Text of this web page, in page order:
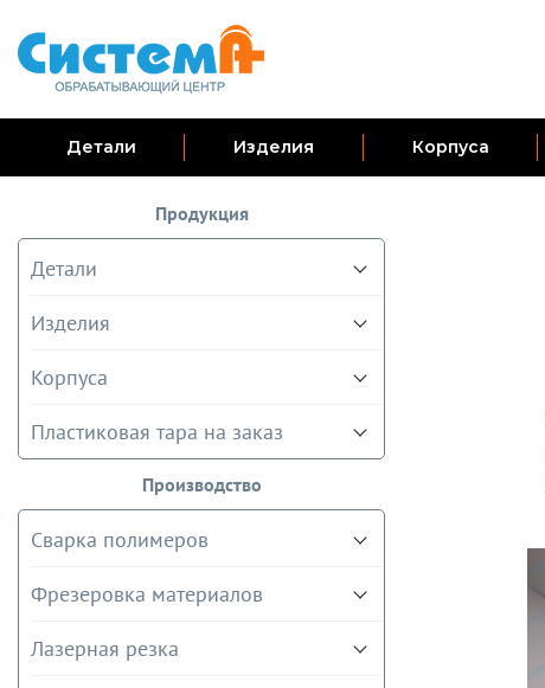
Детали Изделия Корпуса
Продукция
Детали
Изделия
Корпуса
Пластиковая тара на заказ
Производство
Сварка полимеров
Фрезеровка материалов
Лазерная резка